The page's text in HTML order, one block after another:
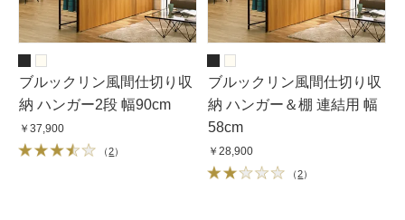
ブルックリン風間仕切り収
納 ハンガー2段 幅90cm
￥37,900
（2）
ブルックリン風間仕切り収
納 ハンガー＆棚 連結用 幅
58cm
￥28,900
（2）